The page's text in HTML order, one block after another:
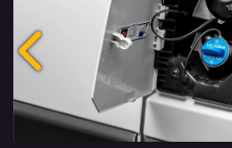
Anterior